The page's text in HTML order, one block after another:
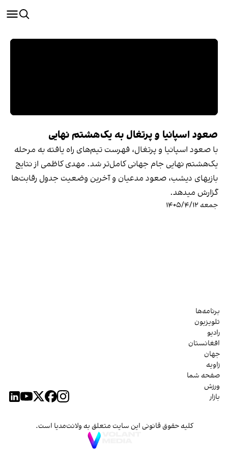
صعود اسپانیا و پرتغال به یک‌هشتم نهایی
با صعود اسپانیا و پرتغال، فهرست تیم‌های راه یافته به مرحله
یک‌هشتم نهایی جام جهانی کامل‌تر شد. مهدی کاظمی از نتایج
بازیهای دیشب، صعود مدعیان و آخرین وضعیت جدول رقابت‌ها
گزارش میدهد.
جمعه ۱۴۰۵/۴/۱۲
برنامه‌ها
تلویزیون
رادیو
افغانستان
جهان
زاویه
صفحه شما
ورزش
بازار
کلیه حقوق قانونی این سایت متعلق به ولانت‌مدیا است.